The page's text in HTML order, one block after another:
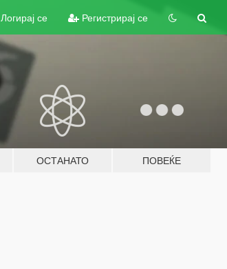
Логирај се Регистрирај се
ОСТАНАТО ПОВЕЌЕ